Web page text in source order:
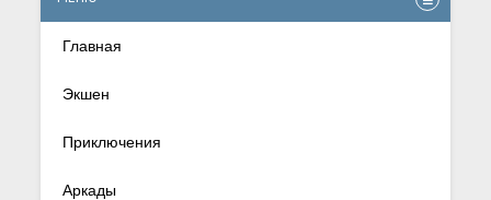
Главная
Экшен
Приключения
Аркады